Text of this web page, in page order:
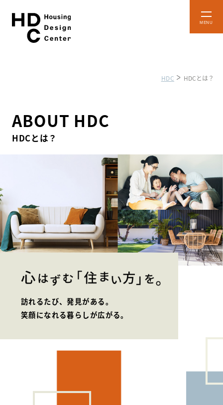
メ
閉
本
文
お問い合わせ
住まいのコラム
イベント
予約・確認
HDC HDCとは？
ABOUT HDC
HDCとは？
訪れるたび、発見がある。
笑顔になれる暮らしが広がる。